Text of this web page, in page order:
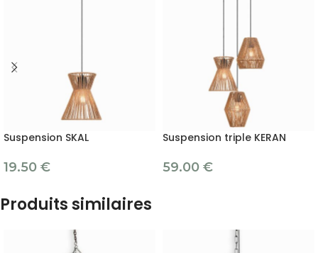
Suspension SKAL
19.50 €
Suspension triple KERAN
59.00 €
Produits similaires